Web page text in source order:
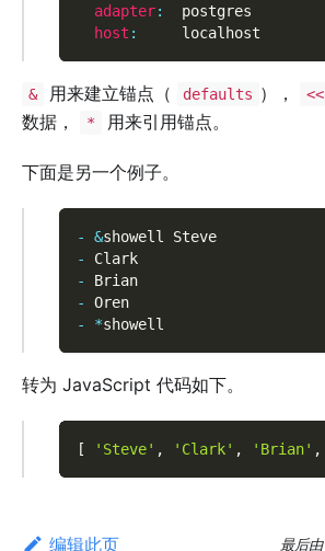
adapter:
  postgres
host :
     localhost
& 用来建立锚点（ defaults ）， <<
数据，
* 用来引用锚点。
下面是另一个例子。
- &showell Steve
-
Clark
-
Brian
-
Oren
-
*showell
转为 JavaScript 代码如下。
[ 'Steve' , 'Clark' , 'Brian' ,
编辑此页 最后由